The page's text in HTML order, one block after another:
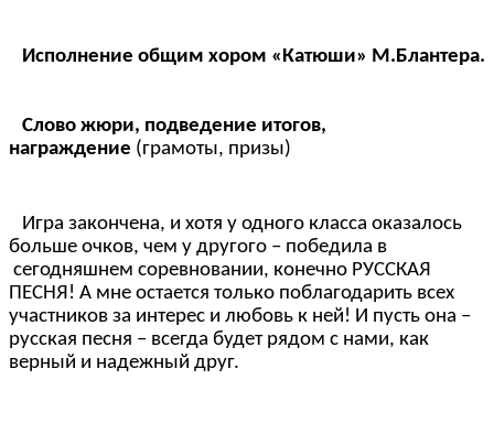
Исполнение общим хором «Катюши» М.Блантера.
Слово жюри, подведение итогов,
награждение (грамоты, призы)
Игра закончена, и хотя у одного класса оказалось
больше очков, чем у другого – победила в
сегодняшнем соревновании, конечно РУССКАЯ
ПЕСНЯ! А мне остается только поблагодарить всех
участников за интерес и любовь к ней! И пусть она –
русская песня – всегда будет рядом с нами, как
верный и надежный друг.